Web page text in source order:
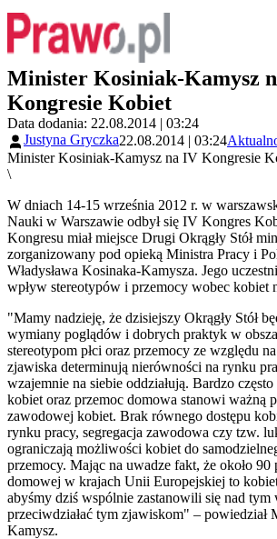
Minister Kosiniak-Kamysz
Kongresie Kobiet
Data dodania: 22.08.2014 | 03:24
Justyna Gryczka22.08.2014 | 03:24
Minister Kosiniak-Kamysz na IV Kongresie
\
W dniach 14-15 września 2012 r. w
Nauki w Warszawie odbył się IV Kongres
Kongresu miał miejsce Drugi Okrągły Stół
zorganizowany pod opieką Ministra Pracy i
Władysława Kosinaka-Kamysza. Jego
wpływ stereotypów i przemocy wobec kobiet
"Mamy nadzieję, że dzisiejszy Okrągły Stół
wymiany poglądów i dobrych praktyk w
stereotypom płci oraz przemocy ze względu
zjawiska determinują nierówności na rynku
wzajemnie na siebie oddziałują. Bardzo
kobiet oraz przemoc domowa stanowi ważną
zawodowej kobiet. Brak równego dostępu
rynku pracy, segregacja zawodowa czy tzw.
ograniczają możliwości kobiet do
przemocy. Mając na uwadze fakt, że około
domowej w krajach Unii Europejskiej to
abyśmy dziś wspólnie zastanowili się nad tym
przeciwdziałać tym zjawiskom" – powiedział
Kamysz.